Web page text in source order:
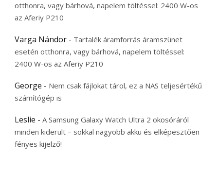
otthonra, vagy bárhová, napelem töltéssel: 2400 W-os
az Aferiy P210
Varga Nándor - Tartalék áramforrás áramszünet
esetén otthonra, vagy bárhová, napelem töltéssel:
2400 W-os az Aferiy P210
George - Nem csak fájlokat tárol, ez a NAS teljesértékű
számítógép is
Leslie - A Samsung Galaxy Watch Ultra 2 okosóráról
minden kiderült – sokkal nagyobb akku és elképesztően
fényes kijelző!